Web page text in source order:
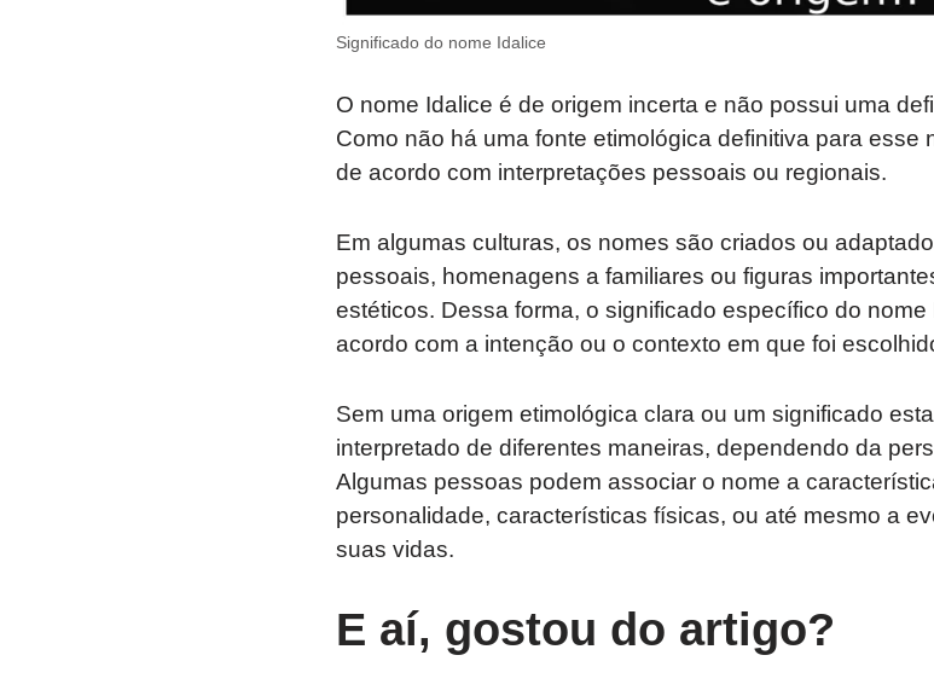
Significado do nome Idalice
O nome Idalice é de origem incerta e não possui uma
Como não há uma fonte etimológica definitiva para esse
de acordo com interpretações pessoais ou regionais.
Em algumas culturas, os nomes são criados ou
pessoais, homenagens a familiares ou figuras
estéticos. Dessa forma, o significado específico do
acordo com a intenção ou o contexto em que foi
Sem uma origem etimológica clara ou um significado
interpretado de diferentes maneiras, dependendo da
Algumas pessoas podem associar o nome a
personalidade, características físicas, ou até mesmo a
suas vidas.
E aí, gostou do artigo?